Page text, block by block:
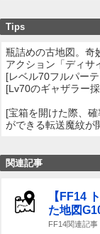
Tips
瓶詰めの古地図。奇
アクション「ディサ
[レベル70フルパー
[Lv70のギャザラー
[宝箱を開けた際、
ができる転送魔紋が
関連記事
【FF14
た地図
FF14関連記事